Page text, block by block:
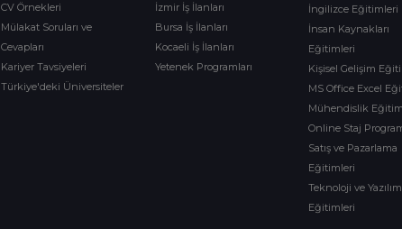
CV Örnekleri
Mülakat Soruları ve
Cevapları
Kariyer Tavsiyeleri
Türkiye'deki Üniversiteler
İzmir İş İlanları
Bursa İş İlanları
Kocaeli İş İlanları
Yetenek Programları
İngilizce Eğitimleri
İnsan Kaynakları
Eğitimleri
Kişisel Gelişim
MS Office Excel
Mühendislik
Online Staj
Satış ve Pazarlama
Eğitimleri
Teknoloji ve Yazılım
Eğitimleri